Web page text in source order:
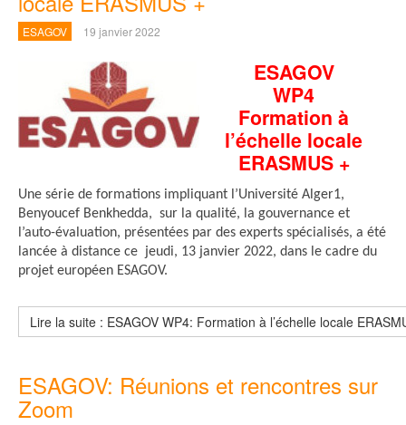
ESAGOV 19 janvier 2022
ESAGOV
WP4
Formation à
l’échelle locale
ERASMUS +
Une série de formations impliquant l’Université Alger1,
Benyoucef Benkhedda, sur la qualité, la gouvernance et
l’auto-évaluation, présentées par des experts spécialisés, a été
lancée à distance ce jeudi, 13 janvier 2022, dans le cadre du
projet européen ESAGOV.
Lire la suite : ESAGOV WP4: Formation à l’échelle locale
ESAGOV: Réunions et rencontres sur
Zoom